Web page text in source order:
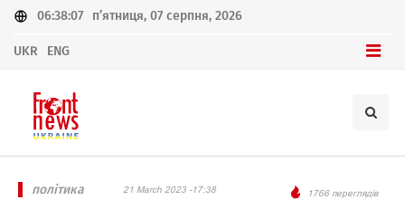
06:38:07 п’ятниця, 07 серпня, 2026
UKR ENG
політика 21 March 2023 -17:38 1766 переглядів